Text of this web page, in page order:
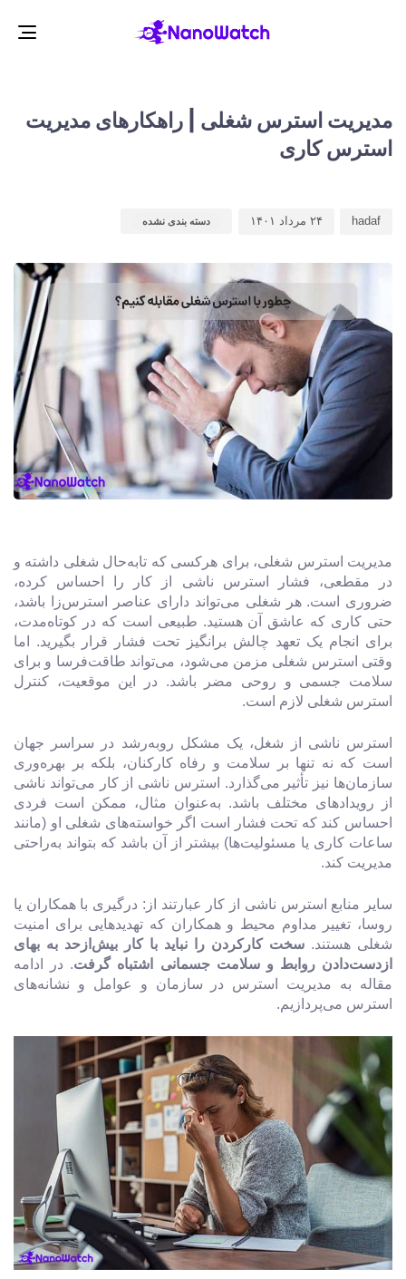
مدیریت استرس شغلی | راهکارهای مدیریت
استرس کاری
hadaf ۲۴ مرداد ۱۴۰۱ دسته بندی نشده
مدیریت استرس شغلی، برای هرکسی که تابه‌حال شغلی داشته و
در مقطعی، فشار استرس ناشی از کار را احساس کرده،
ضروری است. هر شغلی می‌تواند دارای عناصر استرس‌زا باشد،
حتی کاری که عاشق آن هستید. طبیعی است که در کوتاه‌مدت،
برای انجام یک تعهد چالش برانگیز تحت فشار قرار بگیرید. اما
وقتی استرس شغلی مزمن می‌شود، می‌تواند طاقت‌فرسا و برای
سلامت جسمی و روحی مضر باشد. در این موقعیت، کنترل
استرس شغلی لازم است.
استرس ناشی از شغل، یک مشکل روبه‌رشد در سراسر جهان
است که نه تنها بر سلامت و رفاه کارکنان، بلکه بر بهره‌وری
سازمان‌ها نیز تأثیر می‌گذارد. استرس ناشی از کار می‌تواند ناشی
از رویدادهای مختلف باشد. به‌عنوان مثال، ممکن است فردی
احساس کند که تحت فشار است اگر خواسته‌های شغلی او (مانند
ساعات کاری یا مسئولیت‌ها) بیشتر از آن باشد که بتواند به‌راحتی
مدیریت کند.
سایر منابع استرس ناشی از کار عبارتند از: درگیری با همکاران یا
روسا، تغییر مداوم محیط و همکاران که تهدیدهایی برای امنیت
شغلی هستند. سخت کارکردن را نباید با کار بیش‌ازحد به بهای
ازدست‌دادن روابط و سلامت جسمانی اشتباه گرفت. در ادامه
مقاله به مدیریت استرس در سازمان و عوامل و نشانه‌های
استرس می‌پردازیم.